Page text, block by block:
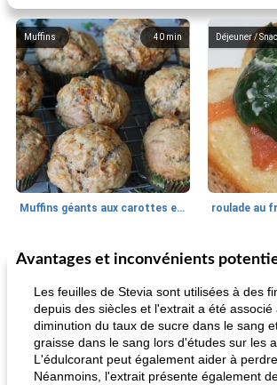
40 min
Muffins
Muffins géants aux carottes et à la banane de Nif
Déjeuner /
30min
Marques de confiance: recettes et
Viande et
Avantages et inconvénients
Les feuilles de Stevia sont utilisées à des
depuis des siècles et l'extrait a été associé
diminution du taux de sucre dans le sang
graisse dans le sang lors d'études sur les
L'édulcorant peut également aider à
Néanmoins, l'extrait présente également